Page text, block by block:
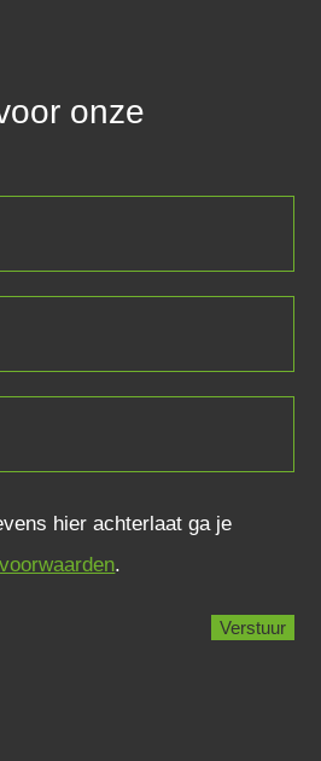
onze
hier achterlaat ga je
voorwaarden.